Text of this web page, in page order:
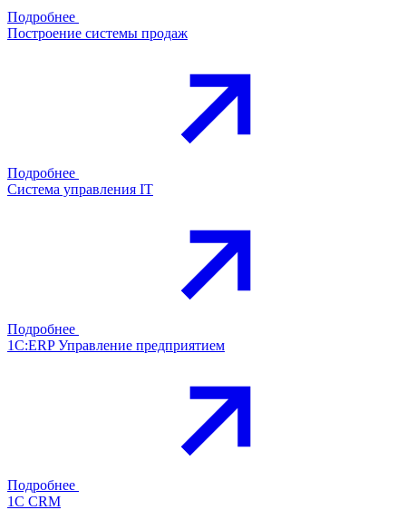
Подробнее
Построение системы продаж
Подробнее
Система управления IT
Подробнее
1С:ERP Управление предприятием
Подробнее
1С CRM